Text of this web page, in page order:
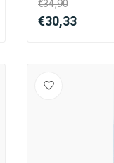
€34,90
€30,33